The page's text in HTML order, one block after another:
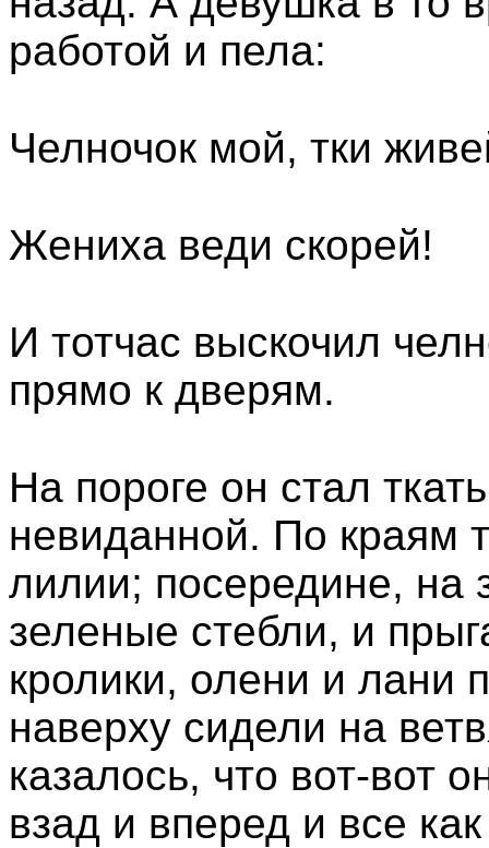
работой и пела:
Челночок мой, тки
Жениха веди скорей!
И тотчас выскочил
прямо к дверям.
На пороге он стал
невиданной. По краям
лилии; посередине, на
зеленые стебли, и
кролики, олени и лани
наверху сидели на
казалось, что вот-вот
взад и вперед и все